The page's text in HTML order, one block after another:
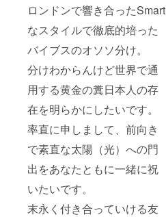
ロンドンで響き合ったSmart
なスタイルで徹底的培った
バイブスのオソソ分け。
分けわからんけど世界で通
用する黄金の糞日本人の存
在を明らかにしたいです。
率直に申しまして、前向き
で素直な太陽（光）への門
出をあなたともに一緒に祝
いたいです。
末永く付き合っていける友